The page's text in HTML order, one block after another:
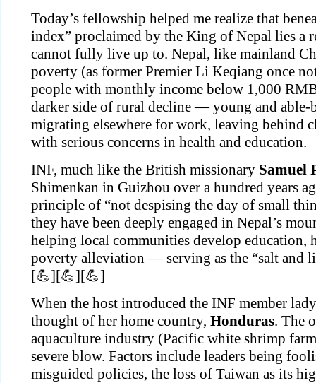
Today’s fellowship helped me realize that
index” proclaimed by the King of Nepal lies a
cannot fully live up to. Nepal, like mainland
poverty (as former Premier Li Keqiang once
people with monthly income below 1,000
darker side of rural decline — young and able-
migrating elsewhere for work, leaving behind
with serious concerns in health and education.
INF, much like the British missionary Samuel
Shimenkan in Guizhou over a hundred years
principle of “not despising the day of small
they have been deeply engaged in Nepal’s
helping local communities develop education,
poverty alleviation — serving as the “salt and
[💪][💪][💪]
When the host introduced the INF member
thought of her home country, Honduras. The
aquaculture industry (Pacific white shrimp
severe blow. Factors include leaders being
misguided policies, the loss of Taiwan as its